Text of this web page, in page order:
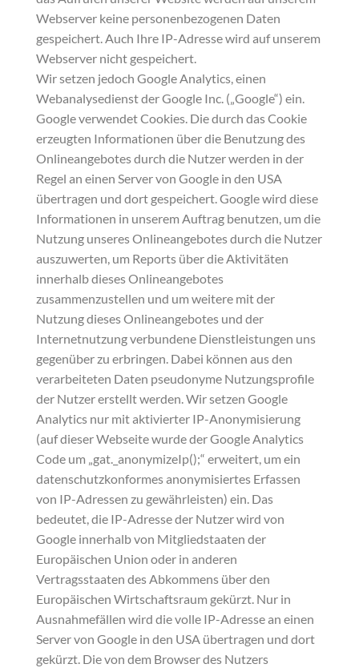
Webserver keine personenbezogenen Daten
gespeichert. Auch Ihre IP-Adresse wird auf unserem
Webserver nicht gespeichert.
Wir setzen jedoch Google Analytics, einen
Webanalysedienst der Google Inc. („Google“) ein.
Google verwendet Cookies. Die durch das Cookie
erzeugten Informationen über die Benutzung des
Onlineangebotes durch die Nutzer werden in der
Regel an einen Server von Google in den USA
übertragen und dort gespeichert. Google wird diese
Informationen in unserem Auftrag benutzen, um die
Nutzung unseres Onlineangebotes durch die Nutzer
auszuwerten, um Reports über die Aktivitäten
innerhalb dieses Onlineangebotes
zusammenzustellen und um weitere mit der
Nutzung dieses Onlineangebotes und der
Internetnutzung verbundene Dienstleistungen uns
gegenüber zu erbringen. Dabei können aus den
verarbeiteten Daten pseudonyme Nutzungsprofile
der Nutzer erstellt werden. Wir setzen Google
Analytics nur mit aktivierter IP-Anonymisierung
(auf dieser Webseite wurde der Google Analytics
Code um „gat._anonymizeIp();“ erweitert, um ein
datenschutzkonformes anonymisiertes Erfassen
von IP-Adressen zu gewährleisten) ein. Das
bedeutet, die IP-Adresse der Nutzer wird von
Google innerhalb von Mitgliedstaaten der
Europäischen Union oder in anderen
Vertragsstaaten des Abkommens über den
Europäischen Wirtschaftsraum gekürzt. Nur in
Ausnahmefällen wird die volle IP-Adresse an einen
Server von Google in den USA übertragen und dort
gekürzt. Die von dem Browser des Nutzers